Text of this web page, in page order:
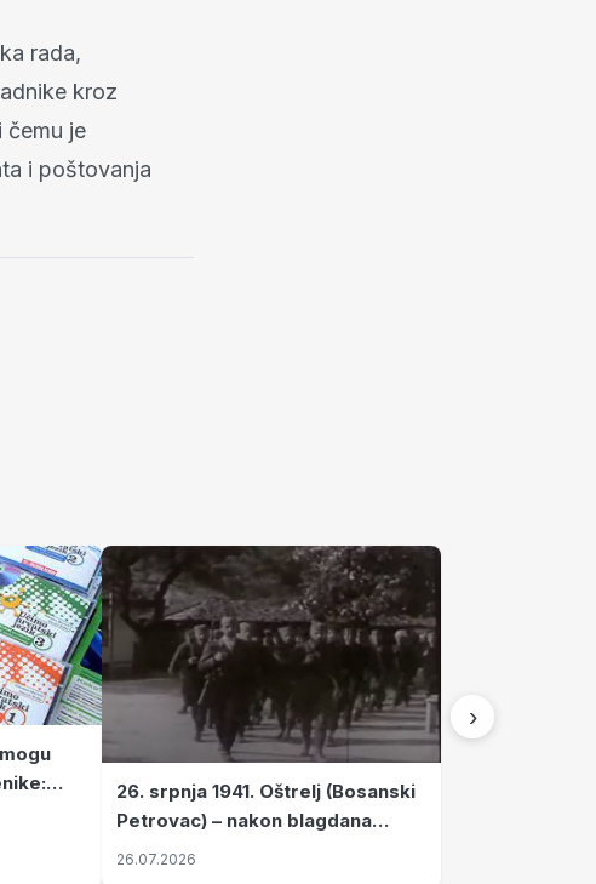
rada,
kroz
čemu je
i poštovanja
26. srpnja 1941. Oštrelj (Bosanski
Petrovac) – nakon blagdana
Svete Ane izvršen napad srpskih
26.07.2026
›